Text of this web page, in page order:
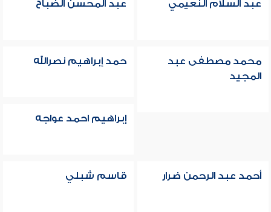
عبد السلام النعيمي عبد المحسن الضباح
محمد مصطفى عبد
المجيد
حمد إبراهيم نصرالله
إبراهيم احمد عواجه
أحمد عبد الرحمن ضرار قاسم شبلي